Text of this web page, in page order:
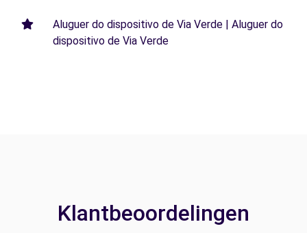
Aluguer do dispositivo de Via Verde | Aluguer do
dispositivo de Via Verde
Klantbeoordelingen